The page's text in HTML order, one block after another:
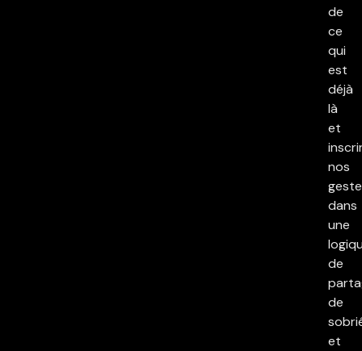
de
ce
qui
est
déjà
là
et
nos
dans
une
de
de
et